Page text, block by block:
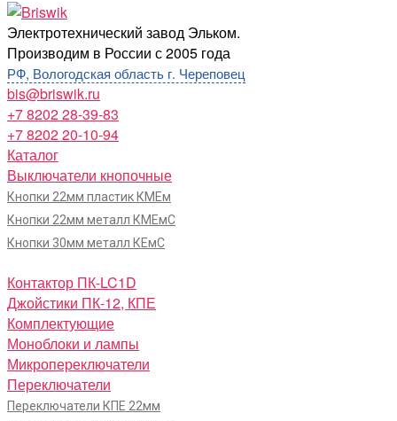
Briswik
Электротехнический завод Эльком.
Производим в России с 2005 года
РФ, Вологодская область г. Череповец
bis@briswik.ru
+7 8202 28-39-83
+7 8202 20-10-94
Каталог
Выключатели кнопочные
Кнопки 22мм пластик КМЕм
Кнопки 22мм металл КМЕмС
Кнопки 30мм металл КЕмС
Контактор ПК-LC1D
Джойстики ПК-12, КПЕ
Комплектующие
Моноблоки и лампы
Микропереключатели
Переключатели
Переключатели КПЕ 22мм